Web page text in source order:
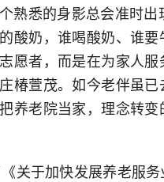
熟悉的身影总会准时
酸奶，谁喝酸奶、谁
愿者，而是在为家人
椿萱茂。如今老伴虽
养老院当家，理念转
关于加快发展养老服